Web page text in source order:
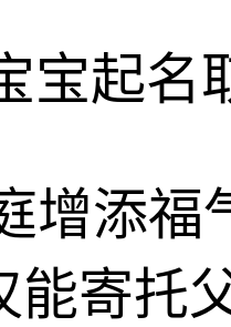
宝起名
增添福
寄托